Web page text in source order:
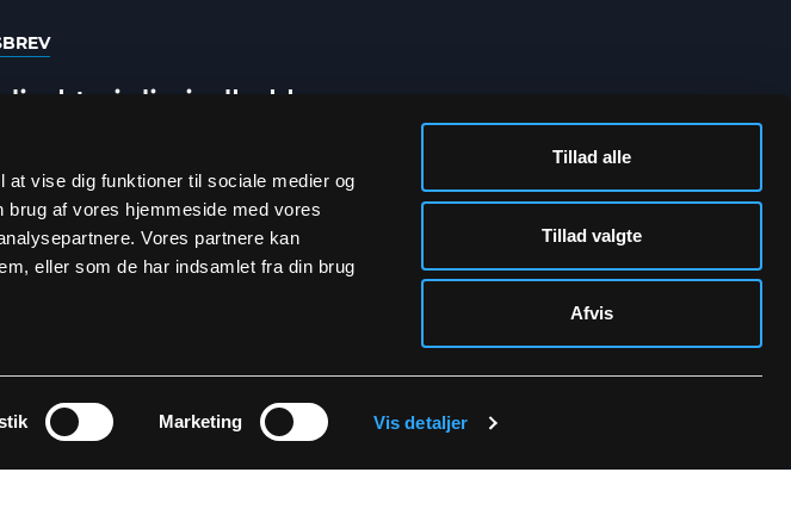
vise dig funktioner til sociale medier og
af vores hjemmeside med vores
Vores partnere kan
eller som de har indsamlet fra din brug
Marketing Vis detaljer
Tillad alle
Tillad valgte
Afvis
i din indbakke
nyhedsbrev og accepterer vores privatpolitik.